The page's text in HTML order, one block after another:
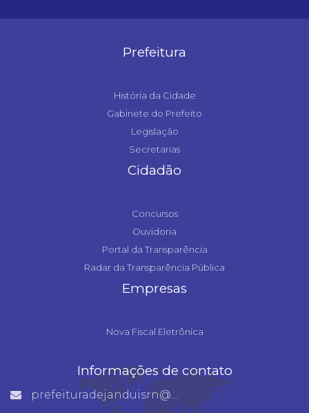
Prefeitura
História da Cidade
Gabinete do Prefeito
Legislação
Secretarias
Cidadão
Concursos
Ouvidoria
Portal da Transparência
Radar da Transparência Pública
Empresas
Nova Fiscal Eletrônica
Informações de contato
prefeituradejanduisrn@gmail.com